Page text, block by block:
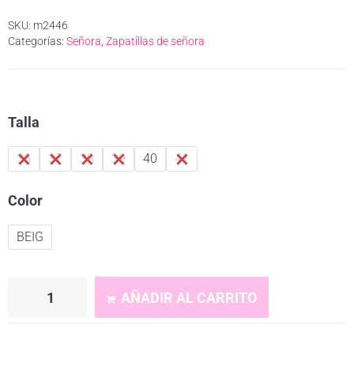
SKU: m2446
Categorías: Señora, Zapatillas de señora
Talla
36 37 38 39 40 41
Color
BEIG
AÑADIR AL CARRITO